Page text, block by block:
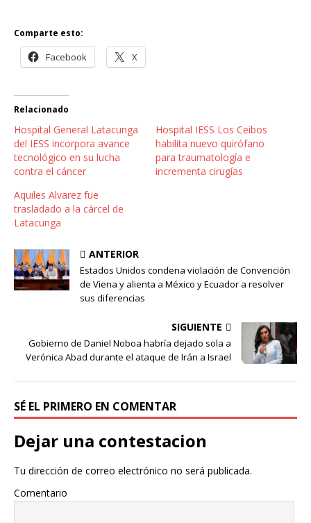
Comparte esto:
Facebook X
Relacionado
Hospital General Latacunga
del IESS incorpora avance
tecnológico en su lucha
contra el cáncer
Hospital IESS Los Ceibos
habilita nuevo quirófano
para traumatología e
incrementa cirugías
Aquiles Alvarez fue
trasladado a la cárcel de
Latacunga
ANTERIOR
Estados Unidos condena violación de Convención
de Viena y alienta a México y Ecuador a resolver
sus diferencias
SIGUIENTE
Gobierno de Daniel Noboa habría dejado sola a
Verónica Abad durante el ataque de Irán a Israel
SÉ EL PRIMERO EN COMENTAR
Dejar una contestacion
Tu dirección de correo electrónico no será publicada.
Comentario